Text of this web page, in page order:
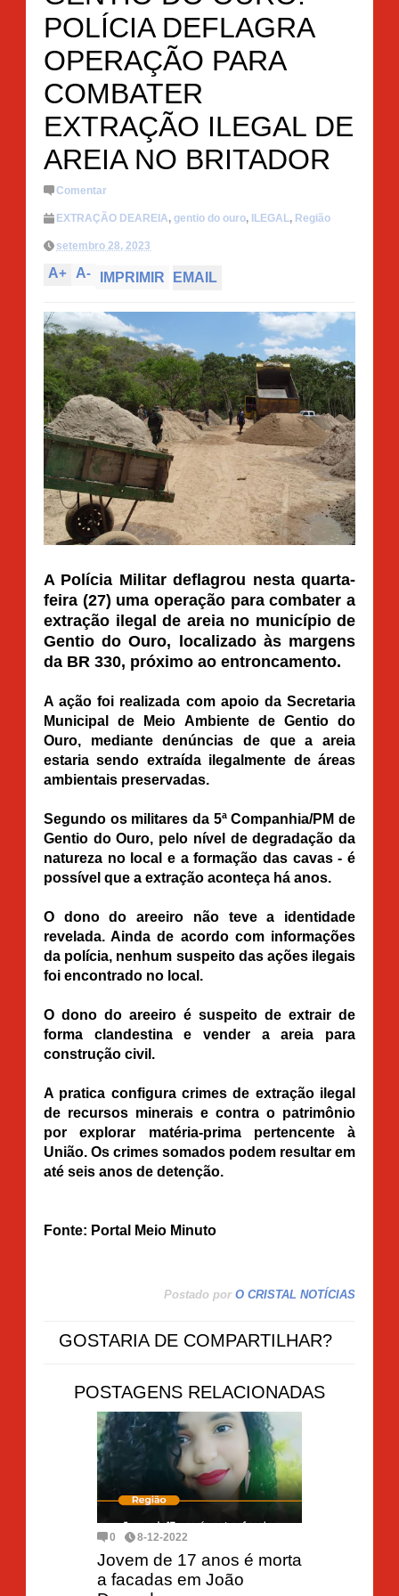
POLÍCIA DEFLAGRA
OPERAÇÃO PARA
COMBATER
EXTRAÇÃO ILEGAL DE
AREIA NO BRITADOR
Comentar
EXTRAÇÃO DEAREIA, gentio do ouro, ILEGAL , Região
setembro 28, 2023
A+ A- IMPRIMIR EMAIL
A Polícia Militar deflagrou nesta quarta-
feira (27) uma operação para combater a
extração ilegal de areia no município de
Gentio do Ouro, localizado às margens
da BR 330, próximo ao entroncamento.
A ação foi realizada com apoio da Secretaria
Municipal de Meio Ambiente de Gentio do
Ouro, mediante denúncias de que a areia
estaria sendo extraída ilegalmente de áreas
ambientais preservadas.
Segundo os militares da 5ª Companhia/PM de
Gentio do Ouro, pelo nível de degradação da
natureza no local e a formação das cavas - é
possível que a extração aconteça há anos.
O dono do areeiro não teve a identidade
revelada. Ainda de acordo com informações
da polícia, nenhum suspeito das ações ilegais
foi encontrado no local.
O dono do areeiro é suspeito de extrair de
forma clandestina e vender a areia para
construção civil.
A pratica configura crimes de extração ilegal
de recursos minerais e contra o patrimônio
por explorar matéria-prima pertencente à
União. Os crimes somados podem resultar em
até seis anos de detenção.
Fonte: Portal Meio Minuto
Postado por O CRISTAL NOTÍCIAS
GOSTARIA DE COMPARTILHAR?
POSTAGENS RELACIONADAS
0 8-12-2022
Jovem de 17 anos é morta
a facadas em João